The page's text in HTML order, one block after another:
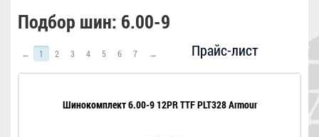
Подбор шин: 6.00-9
Прайс-лист
← 1 2 3 4 5 6 7 →
Шинокомплект 6.00-9 12PR TTF PLT328 Armour